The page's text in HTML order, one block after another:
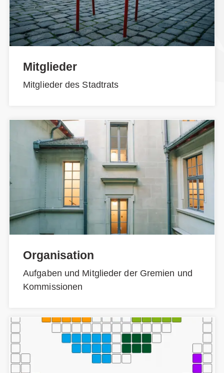
Mitglieder
Mitglieder des Stadtrats
Organisation
Aufgaben und Mitglieder der Gremien und
Kommissionen